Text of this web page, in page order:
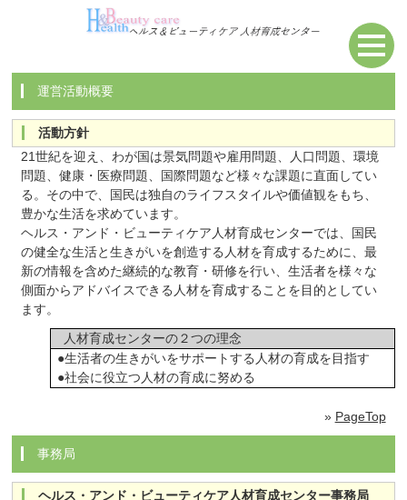
運営活動概要
活動方針
21世紀を迎え、わが国は景気問題や雇用問題、人口問題、環境
問題、健康・医療問題、国際問題など様々な課題に直面してい
る。その中で、国民は独自のライフスタイルや価値観をもち、
豊かな生活を求めています。
ヘルス・アンド・ビューティケア人材育成センターでは、国民
の健全な生活と生きがいを創造する人材を育成するために、最
新の情報を含めた継続的な教育・研修を行い、生活者を様々な
側面からアドバイスできる人材を育成することを目的としてい
ます。
人材育成センターの２つの理念
●生活者の生きがいをサポートする人材の育成を目指す
●社会に役立つ人材の育成に努める
» PageTop
事務局
ヘルス・アンド・ビューティケア人材育成センター事務局